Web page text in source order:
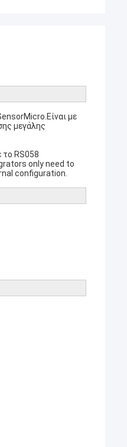
με
μεγάλης
το RS058
only need to
configuration.